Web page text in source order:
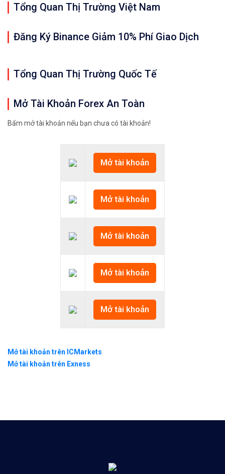
Tổng Quan Thị Trường Việt Nam
Đăng Ký Binance Giảm 10% Phí Giao Dịch
Tổng Quan Thị Trường Quốc Tế
Mở Tài Khoản Forex An Toàn
Bấm mở tài khoản nếu bạn chưa có tài khoản!
Mở tài khoản
Mở tài khoản
Mở tài khoản
Mở tài khoản
Mở tài khoản
Mở tài khoản trên ICMarkets
Mở tài khoản trên Exness